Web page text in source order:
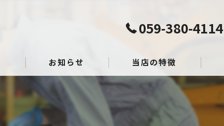
059-380-4114
お知らせ 当店の特徴